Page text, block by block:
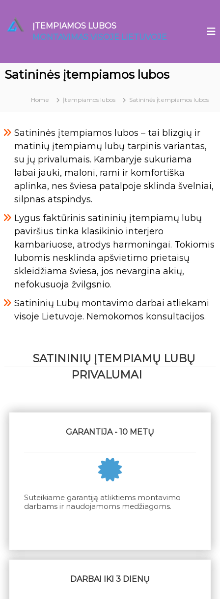
o
n
ĮTEMPIAMOS LUBOS
MONTAVIMAS VISOJE LIETUVOJE
Satininės įtempiamos lubos
Home Įtempiamos lubos Satininės įtempiamos lubos
Satininės įtempiamos lubos – tai blizgių ir
matinių įtempiamų lubų tarpinis variantas,
su jų privalumais. Kambaryje sukuriama
labai jauki, maloni, rami ir komfortiška
aplinka, nes šviesa patalpoje sklinda švelniai,
silpnas atspindys.
Lygus faktūrinis satininių įtempiamų lubų
paviršius tinka klasikinio interjero
kambariuose, atrodys harmoningai. Tokiomis
lubomis nesklinda apšvietimo prietaisų
skleidžiama šviesa, jos nevargina akių,
nefokusuoja žvilgsnio.
Satininių Lubų montavimo darbai atliekami
visoje Lietuvoje. Nemokomos konsultacijos.
SATININIŲ ĮTEMPIAMŲ LUBŲ
PRIVALUMAI
GARANTIJA - 10 METŲ
Suteikiame garantiją atliktiems montavimo
darbams ir naudojamoms medžiagoms.
DARBAI IKI 3 DIENŲ